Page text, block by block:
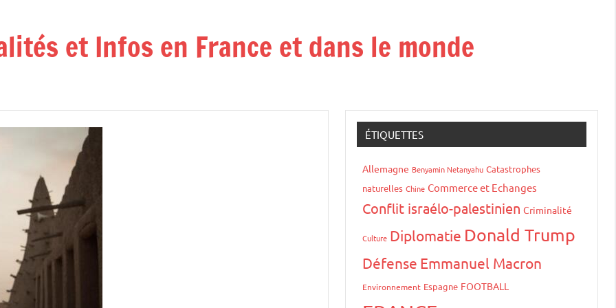
et Infos en France et dans le monde
ÉTIQUETTES
Allemagne Benyamin Netanyahu Catastrophes
naturelles Chine Commerce et Echanges
Conflit israélo-palestinien Criminalité
Culture Diplomatie Donald Trump
Défense Emmanuel Macron
Environnement Espagne FOOTBALL